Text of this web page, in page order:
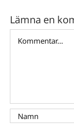
Lämna en